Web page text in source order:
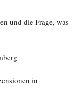
und die Frage, was
in